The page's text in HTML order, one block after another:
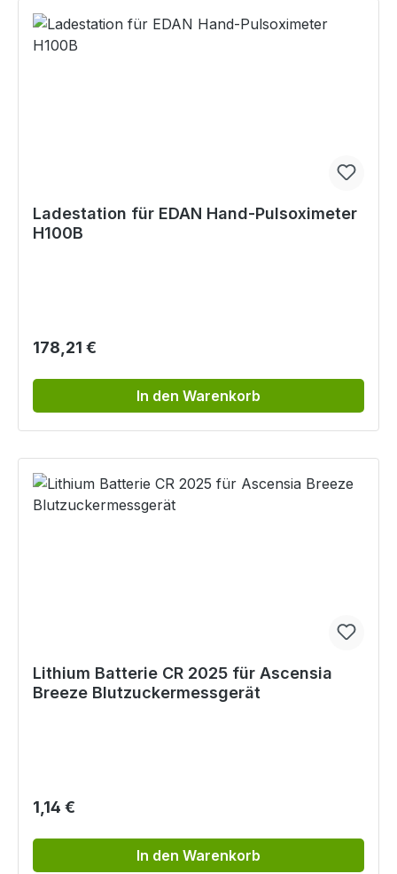
Ladestation für EDAN Hand-Pulsoximeter
H100B
Regulärer Preis:
178,21 €
In den Warenkorb
Lithium Batterie CR 2025 für Ascensia
Breeze Blutzuckermessgerät
Regulärer Preis:
1,14 €
In den Warenkorb